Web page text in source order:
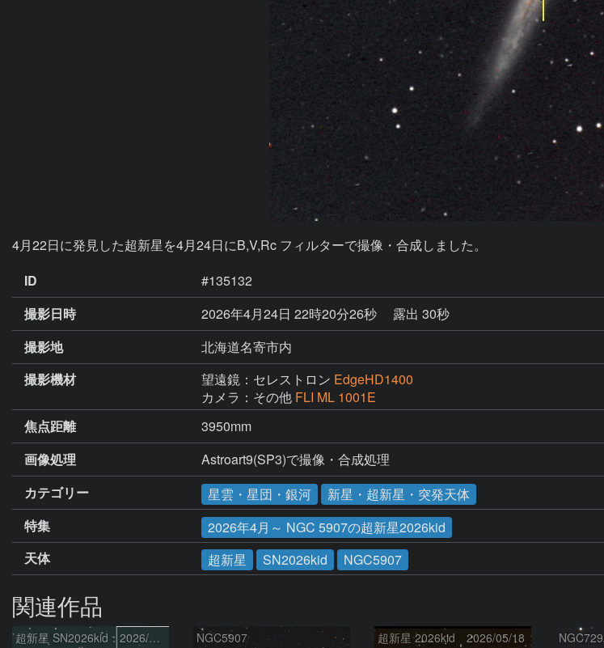
4月22日に発見した超新星を4月24日にB,V,Rc フィルターで撮像・合成しました。
ID
#135132
撮影日時
2026年4月24日 22時20分26秒
露出 30秒
撮影地
北海道名寄市内
撮影機材
望遠鏡：セレストロン EdgeHD1400
カメラ：その他 FLI ML 1001E
焦点距離
3950mm
画像処理
Astroart9(SP3)で撮像・合成処理
カテゴリー
星雲・星団・銀河
新星・超新星・突発天体
特集
2026年4月～ NGC 5907の超新星2026kid
天体
超新星 SN2026kid NGC5907
関連作品
超新星 SN2026kid：2026/05/18 NGC5907 超新星 2026kid 2026/05/18